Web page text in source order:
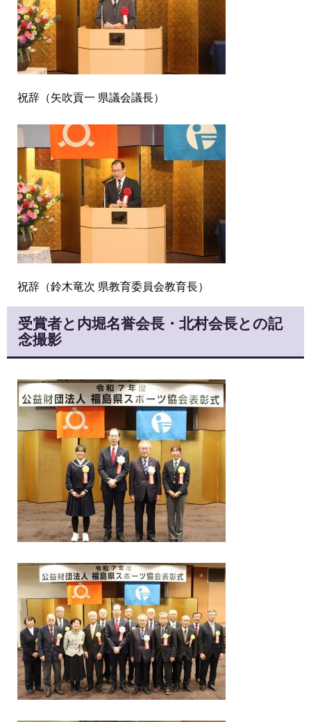
祝辞（矢吹貢一 県議会議長）
祝辞（鈴木竜次 県教育委員会教育長）
受賞者と内堀名誉会長・北村会長との記
念撮影